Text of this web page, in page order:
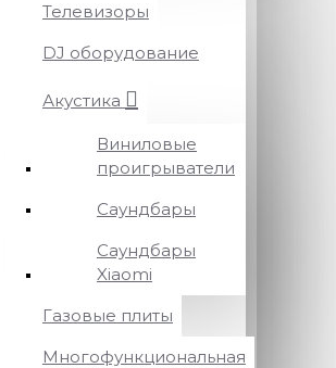
Телевизоры
DJ оборудование
Акустика
Виниловые
проигрыватели
Саундбары
Саундбары
Xiaomi
Газовые плиты
Многофункциональная